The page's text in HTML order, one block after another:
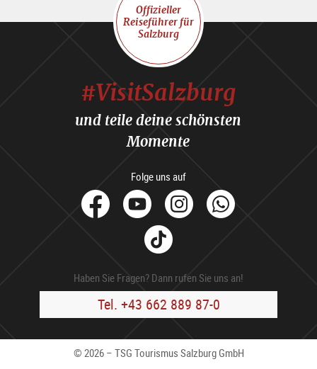
Offizieller
Reiseführer für
Salzburg
#VisitSalzburg
und teile deine schönsten
Momente
Folge uns auf
facebook
YoutubeInstagram
Tik
Tok
Haben Sie Fragen? Dann rufen Sie uns an!
Tel. +43 662 889 87-0
© 2026 – TSG Tourismus Salzburg GmbH